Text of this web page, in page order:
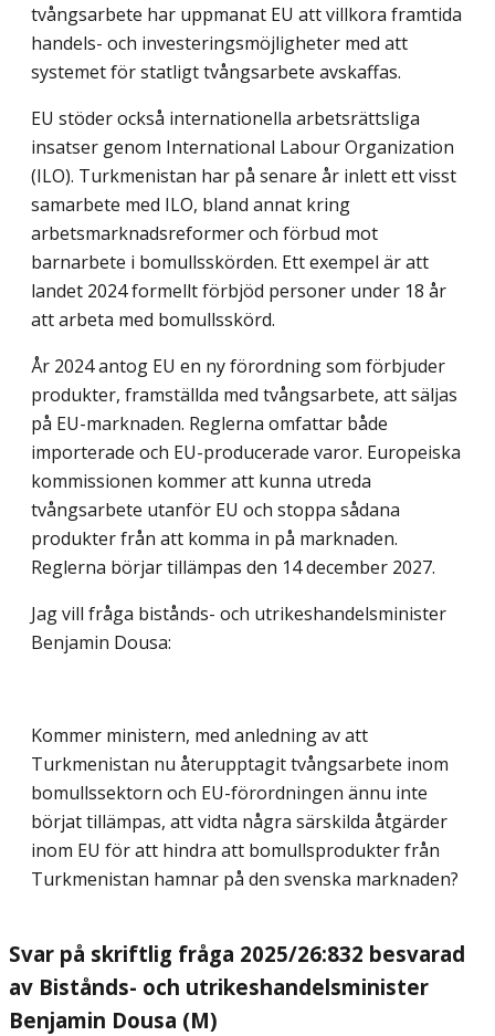
tvångsarbete har uppmanat EU att villkora framtida
handels- och investeringsmöjligheter med att
systemet för statligt tvångsarbete avskaffas.
EU stöder också internationella arbetsrättsliga
insatser genom International Labour Organization
(ILO). Turkmenistan har på senare år inlett ett visst
samarbete med ILO, bland annat kring
arbetsmarknadsreformer och förbud mot
barnarbete i bomullsskörden. Ett exempel är att
landet 2024 formellt förbjöd personer under 18 år
att arbeta med bomullsskörd.
År 2024 antog EU en ny förordning som förbjuder
produkter, framställda med tvångsarbete, att säljas
på EU-marknaden. Reglerna omfattar både
importerade och EU-producerade varor. Europeiska
kommissionen kommer att kunna utreda
tvångsarbete utanför EU och stoppa sådana
produkter från att komma in på marknaden.
Reglerna börjar tillämpas den 14 december 2027.
Jag vill fråga bistånds- och utrikeshandelsminister
Benjamin Dousa:
Kommer ministern, med anledning av att
Turkmenistan nu återupptagit tvångsarbete inom
bomullssektorn och EU-förordningen ännu inte
börjat tillämpas, att vidta några särskilda åtgärder
inom EU för att hindra att bomullsprodukter från
Turkmenistan hamnar på den svenska marknaden?
Svar på skriftlig fråga 2025/26:832 besvarad
av Bistånds- och utrikeshandelsminister
Benjamin Dousa (M)